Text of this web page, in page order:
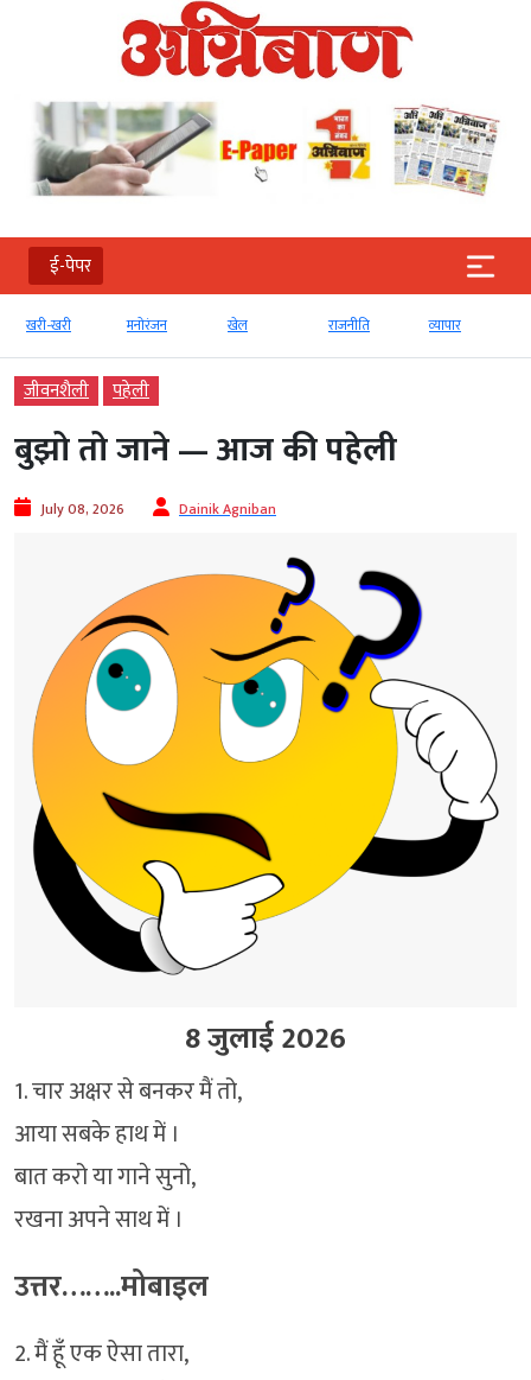
ई-पेपर
खरी-खरी मनोरंजन खेल राजनीति व्‍यापार
जीवनशैली पहेली
बुझो तो जाने — आज की पहेली
July 08, 2026 Dainik Agniban
8 जुलाई 2026
1. चार अक्षर से बनकर मैं तो,
आया सबके हाथ में ।
बात करो या गाने सुनो,
रखना अपने साथ में ।
उत्तर……..मोबाइल
2. मैं हूँ एक ऐसा तारा,